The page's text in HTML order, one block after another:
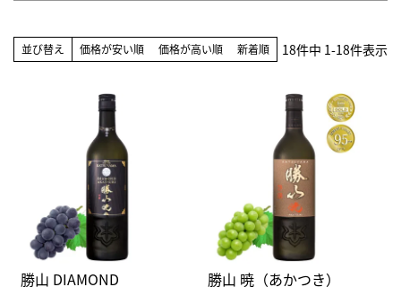
並び替え 価格が安い順 価格が高い順 新着順 18件中 1-18件表示
勝山 DIAMOND 勝山 暁（あかつき）